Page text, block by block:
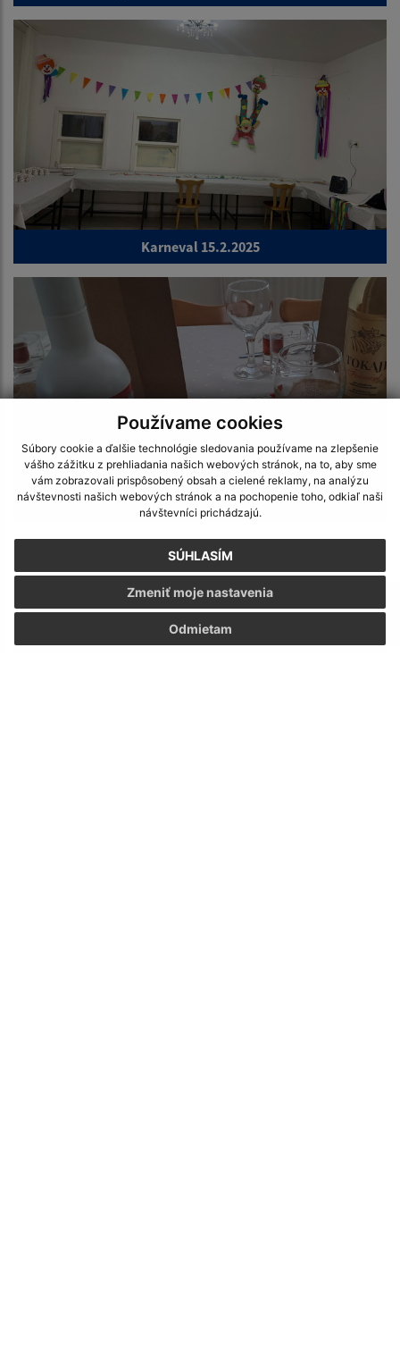
Používame cookies
Súbory cookie a ďalšie technológie sledovania používame na zlepšenie
vášho zážitku z prehliadania našich webových stránok, na to, aby sme
vám zobrazovali prispôsobený obsah a cielené reklamy, na analýzu
návštevnosti našich webových stránok a na pochopenie toho, odkiaľ naši
návštevníci prichádzajú.
SÚHLASÍM
Odmietam
Zmeniť moje nastavenia
Karneval 15.2.2025
Stretnutie seniorov 26.10.2024